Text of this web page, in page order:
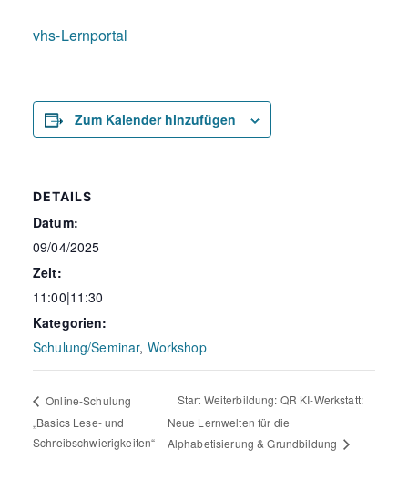
vhs-Lernportal
Zum Kalender hinzufügen
DETAILS
Datum:
09/04/2025
Zeit:
11:00|11:30
Kategorien:
Schulung/Seminar, Workshop
Online-Schulung
„Basics Lese- und
Schreibschwierigkeiten“
Start Weiterbildung: QR KI-Werkstatt:
Neue Lernwelten für die
Alphabetisierung & Grundbildung